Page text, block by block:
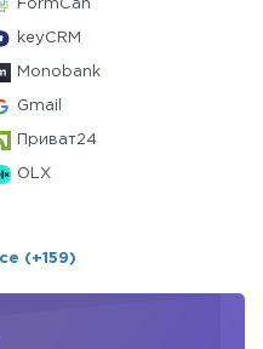
FormCan
keyCRM
Monobank
Gmail
Приват24
OLX
(+159)